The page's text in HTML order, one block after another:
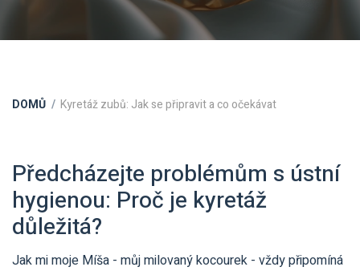
DOMŮ Kyretáž zubů: Jak se připravit a co očekávat
Předcházejte problémům s ústní
hygienou: Proč je kyretáž
důležitá?
Jak mi moje Míša - můj milovaný kocourek - vždy připomíná